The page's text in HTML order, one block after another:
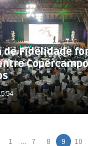
de Fidelidade
1 ... 7 8 9
10